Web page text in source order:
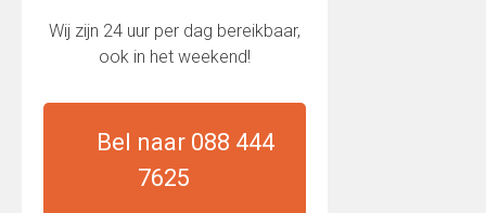
Wij zijn 24 uur per dag bereikbaar,
ook in het weekend!
Bel naar 088 444
7625